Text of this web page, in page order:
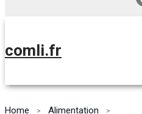
comli.fr
Home
Alimentation